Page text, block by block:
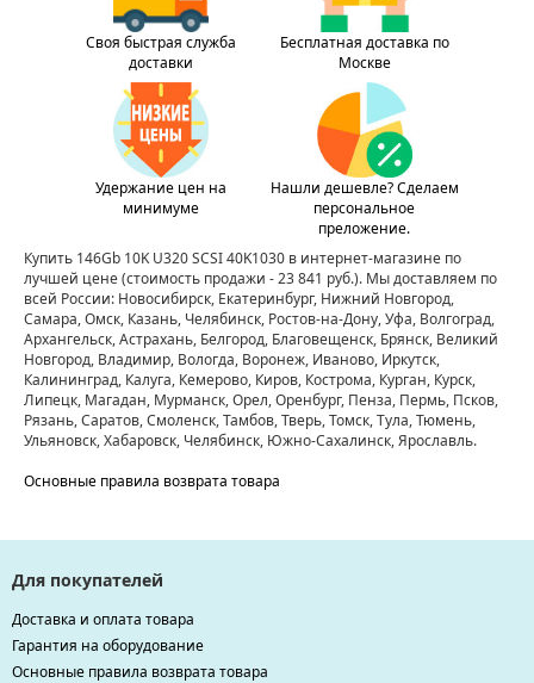
Своя быстрая служба
доставки
Бесплатная доставка по
Москве
Удержание цен на
минимуме
Нашли дешевле? Сделаем
персональное
преложение.
Купить 146Gb 10K U320 SCSI 40K1030 в интернет-магазине по
лучшей цене(стоимость продажи - 23 841 руб.). Мы доставляем по
всей России: Новосибирск, Екатеринбург, Нижний Новгород,
Самара, Омск, Казань, Челябинск, Ростов-на-Дону, Уфа, Волгоград,
Архангельск, Астрахань, Белгород, Благовещенск, Брянск, Великий
Новгород, Владимир, Вологда, Воронеж, Иваново, Иркутск,
Калининград, Калуга, Кемерово, Киров, Кострома, Курган, Курск,
Липецк, Магадан, Мурманск, Орел, Оренбург, Пенза, Пермь, Псков,
Рязань, Саратов, Смоленск, Тамбов, Тверь, Томск, Тула, Тюмень,
Ульяновск, Хабаровск, Челябинск, Южно-Сахалинск, Ярославль.
Основные правила возврата товара
Для покупателей
Доставка и оплата товара
Гарантия на оборудование
Основные правила возврата товара